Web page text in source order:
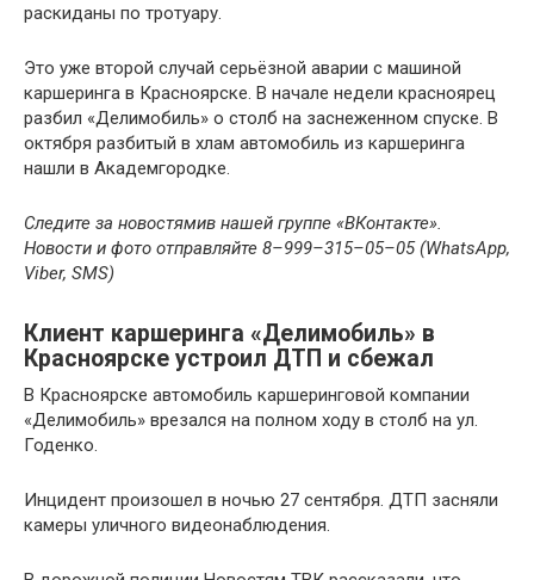
раскиданы по тротуару.
Это уже второй случай серьёзной аварии с машиной
каршеринга в Красноярске. В начале недели красноярец
разбил «Делимобиль» о столб на заснеженном спуске. В
октября разбитый в хлам автомобиль из каршеринга
нашли в Академгородке.
Следите за новостямив нашей группе «ВКонтакте».
Новости и фото отправляйте 8–999–315–05–05 (WhatsApp,
Viber, SMS)
Клиент каршеринга «Делимобиль» в
Красноярске устроил ДТП и сбежал
В Красноярске автомобиль каршеринговой компании
«Делимобиль» врезался на полном ходу в столб на ул.
Годенко.
Инцидент произошел в ночью 27 сентября. ДТП засняли
камеры уличного видеонаблюдения.